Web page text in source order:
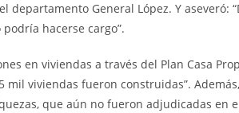
departamento General López. Y aseveró:
hacerse cargo”.
en viviendas a través del Plan Casa
mil viviendas fueron construidas”.
que aún no fueron adjudicadas en